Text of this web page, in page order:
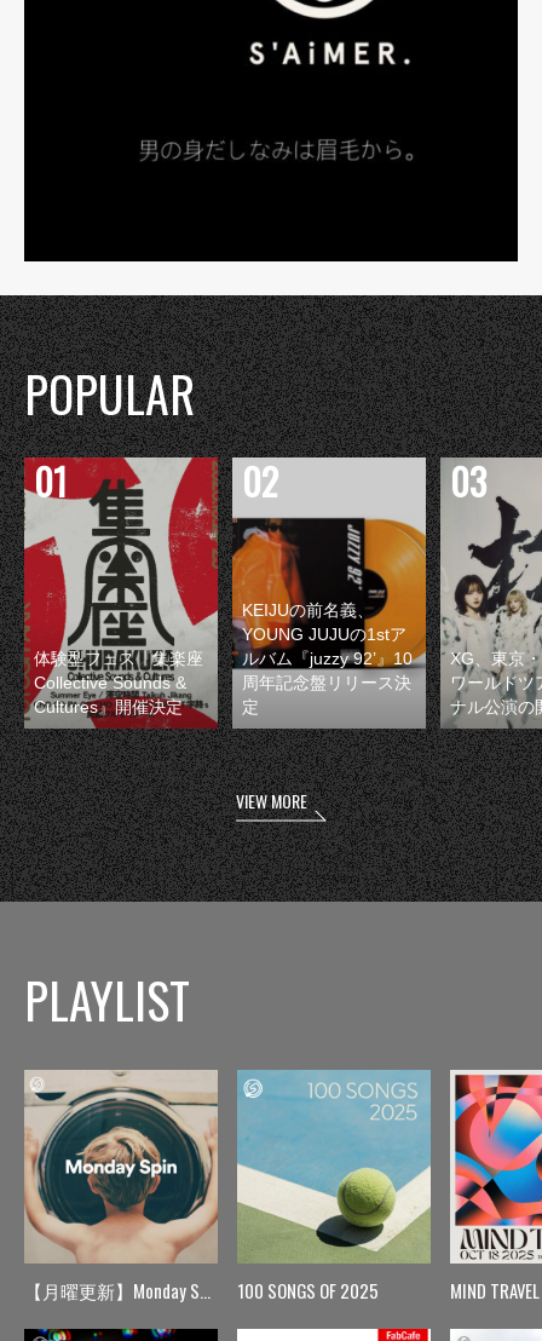
POPULAR
体験型フェス『集楽座
Collective Sounds &
Cultures』開催決定
KEIJUの前名義、
YOUNG JUJUの1stア
ルバム『juzzy 92’』10
周年記念盤リリース決
定
XG、東京
ワールドツ
ナル公演の
VIEW MORE
PLAYLIST
【月曜更新】Monday Spin 100 SONGS OF 2025 MIND TRAVEL